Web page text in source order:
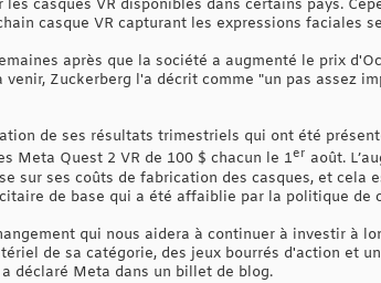
casques VR disponibles dans certains pays.
casque VR capturant les expressions faciales
après que la société a augmenté le prix
Zuckerberg l'a décrit comme "un pas assez
de ses résultats trimestriels qui ont été
Meta Quest 2 VR de 100 $ chacun le 1er août.
sur ses coûts de fabrication des casques, et
de base qui a été affaiblie par la politique de
qui nous aidera à continuer à investir à
de sa catégorie, des jeux bourrés d'action et
déclaré Meta dans un billet de blog.